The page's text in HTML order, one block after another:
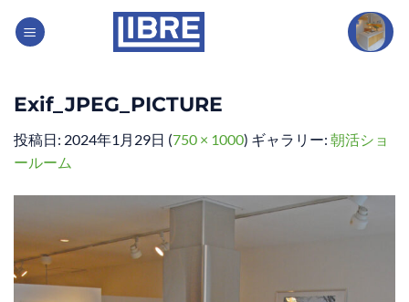
Exif_JPEG_PICTURE
投稿日: 2024年1月29日 (750 × 1000) ギャラリー: 朝活ショ
ールーム